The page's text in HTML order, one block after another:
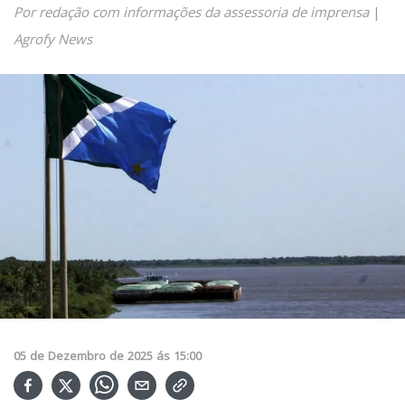
Por redação com informações da assessoria de imprensa|
Agrofy News
05 de Dezembro de 2025 ás 15:00